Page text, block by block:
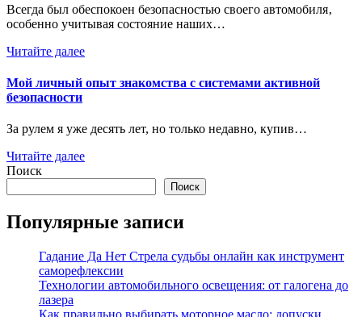
Всегда был обеспокоен безопасностью своего автомобиля‚
особенно учитывая состояние наших…
Читайте далее
Мой личный опыт знакомства с системами активной
безопасности
За рулем я уже десять лет, но только недавно, купив…
Читайте далее
Поиск
Поиск
Популярные записи
Гадание Да Нет Стрела судьбы онлайн как инструмент
саморефлексии
Технологии автомобильного освещения: от галогена до
лазера
Как правильно выбирать моторное масло: допуски,